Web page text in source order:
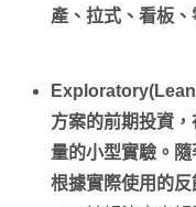
產、拉式、看板、
方案的前期投資
量的小型實驗。
根據實際使用的反